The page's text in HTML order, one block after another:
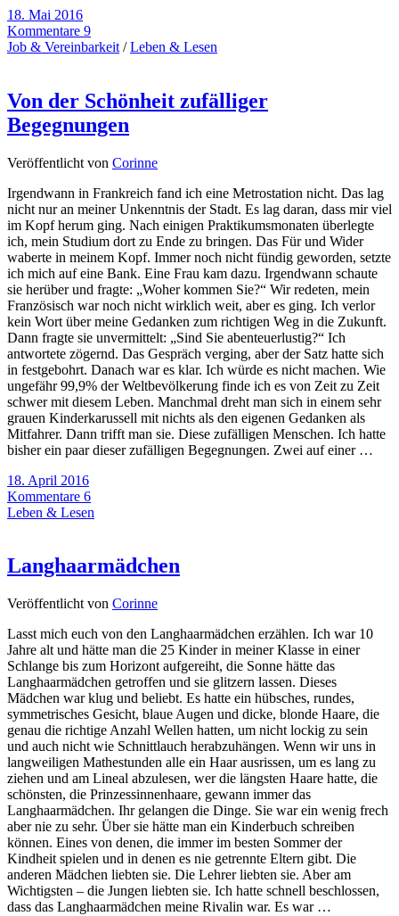
18. Mai 2016
Kommentare 9
Job & Vereinbarkeit /Leben & Lesen
Von der Schönheit zufälliger
Begegnungen
Veröffentlicht von Corinne
Irgendwann in Frankreich fand ich eine Metrostation nicht. Das lag
nicht nur an meiner Unkenntnis der Stadt. Es lag daran, dass mir viel
im Kopf herum ging. Nach einigen Praktikumsmonaten überlegte
ich, mein Studium dort zu Ende zu bringen. Das Für und Wider
waberte in meinem Kopf. Immer noch nicht fündig geworden, setzte
ich mich auf eine Bank. Eine Frau kam dazu. Irgendwann schaute
sie herüber und fragte: „Woher kommen Sie?“ Wir redeten, mein
Französisch war noch nicht wirklich weit, aber es ging. Ich verlor
kein Wort über meine Gedanken zum richtigen Weg in die Zukunft.
Dann fragte sie unvermittelt: „Sind Sie abenteuerlustig?“ Ich
antwortete zögernd. Das Gespräch verging, aber der Satz hatte sich
in festgebohrt. Danach war es klar. Ich würde es nicht machen. Wie
ungefähr 99,9% der Weltbevölkerung finde ich es von Zeit zu Zeit
schwer mit diesem Leben. Manchmal dreht man sich in einem sehr
grauen Kinderkarussell mit nichts als den eigenen Gedanken als
Mitfahrer. Dann trifft man sie. Diese zufälligen Menschen. Ich hatte
bisher ein paar dieser zufälligen Begegnungen. Zwei auf einer …
18. April 2016
Kommentare 6
Leben & Lesen
Langhaarmädchen
Veröffentlicht von Corinne
Lasst mich euch von den Langhaarmädchen erzählen. Ich war 10
Jahre alt und hätte man die 25 Kinder in meiner Klasse in einer
Schlange bis zum Horizont aufgereiht, die Sonne hätte das
Langhaarmädchen getroffen und sie glitzern lassen. Dieses
Mädchen war klug und beliebt. Es hatte ein hübsches, rundes,
symmetrisches Gesicht, blaue Augen und dicke, blonde Haare, die
genau die richtige Anzahl Wellen hatten, um nicht lockig zu sein
und auch nicht wie Schnittlauch herabzuhängen. Wenn wir uns in
langweiligen Mathestunden alle ein Haar ausrissen, um es lang zu
ziehen und am Lineal abzulesen, wer die längsten Haare hatte, die
schönsten, die Prinzessinnenhaare, gewann immer das
Langhaarmädchen. Ihr gelangen die Dinge. Sie war ein wenig frech
aber nie zu sehr. Über sie hätte man ein Kinderbuch schreiben
können. Eines von denen, die immer im besten Sommer der
Kindheit spielen und in denen es nie getrennte Eltern gibt. Die
anderen Mädchen liebten sie. Die Lehrer liebten sie. Aber am
Wichtigsten – die Jungen liebten sie. Ich hatte schnell beschlossen,
dass das Langhaarmädchen meine Rivalin war. Es war …